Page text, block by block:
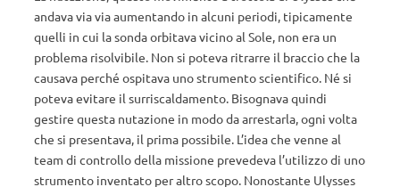
andava via via aumentando in alcuni periodi, tipicamente
quelli in cui la sonda orbitava vicino al Sole, non era un
problema risolvibile. Non si poteva ritrarre il braccio che la
causava perché ospitava uno strumento scientifico. Né si
poteva evitare il surriscaldamento. Bisognava quindi
gestire questa nutazione in modo da arrestarla, ogni volta
che si presentava, il prima possibile. L’idea che venne al
team di controllo della missione prevedeva l’utilizzo di uno
strumento inventato per altro scopo. Nonostante Ulysses